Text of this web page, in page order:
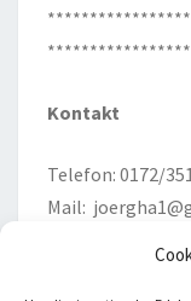
Kontakt
Telefon: 0172/
Mail: